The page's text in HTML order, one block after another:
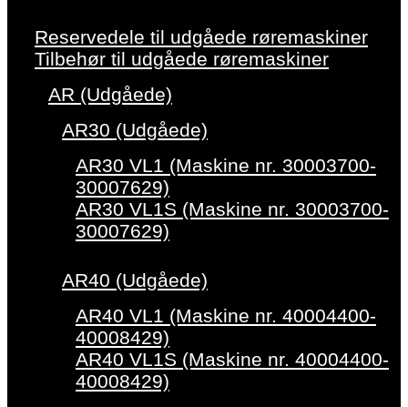
Reservedele til udgåede røremaskiner
Tilbehør til udgåede røremaskiner
AR (Udgåede)
AR30 (Udgåede)
AR30 VL1 (Maskine nr. 30003700-
30007629)
AR30 VL1S (Maskine nr. 30003700-
30007629)
AR40 (Udgåede)
AR40 VL1 (Maskine nr. 40004400-
40008429)
AR40 VL1S (Maskine nr. 40004400-
40008429)